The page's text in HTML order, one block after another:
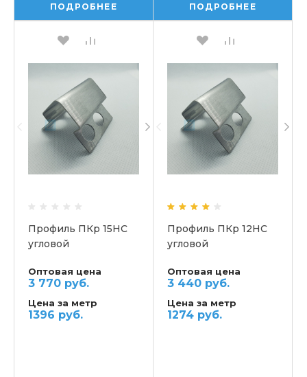
ПОДРОБНЕЕ ПОДРОБНЕЕ
Профиль ПКр 15НС
угловой
Оптовая цена
3 770 руб.
Цена за метр
1396 руб.
Профиль ПКр 12НС
угловой
Оптовая цена
3 440 руб.
Цена за метр
1274 руб.